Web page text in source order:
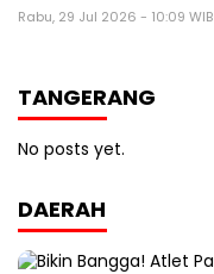
Rabu, 29 Jul 2026 - 10:09 WIB
TANGERANG
No posts yet.
DAERAH